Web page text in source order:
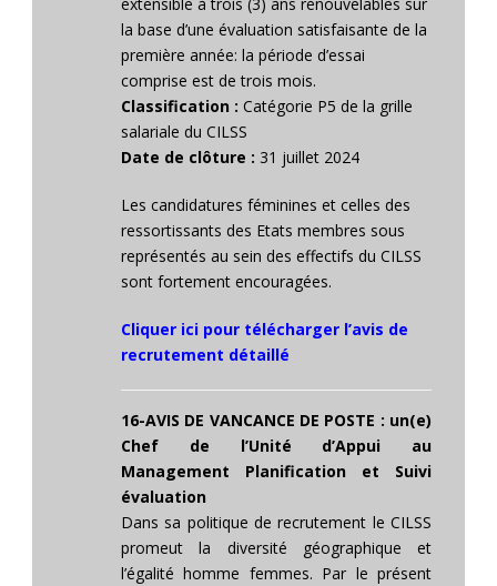
la base d’une évaluation satisfaisante de la
première année: la période d’essai
comprise est de trois mois.
Classification : Catégorie P5 de la grille
salariale du CILSS
Date de clôture : 31 juillet 2024
Les candidatures féminines et celles des
ressortissants des Etats membres sous
représentés au sein des effectifs du CILSS
sont fortement encouragées.
Cliquer ici pour télécharger l’avis de
recrutement détaillé
16-AVIS DE VANCANCE DE POSTE : un(e)
Chef de l’Unité d’Appui au
Management Planification et Suivi
évaluation
Dans sa politique de recrutement le CILSS
promeut la diversité géographique et
l’égalité homme femmes. Par le présent